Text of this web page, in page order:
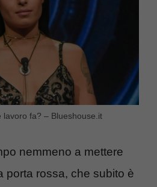
lavoro fa? – Blueshouse.it
nemmeno a mettere
porta rossa, che subito è